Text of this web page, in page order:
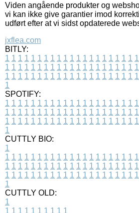
Viden angående produkter og
vi kan ikke give garantier imod
udført efter at vi sidst opdaterede
jxflea.com
BITLY:
1 1 1 1 1 1 1 1 1 1 1 1 1 1 1 1 1 1 1 1 1
1 1 1 1 1 1 1 1 1 1 1 1 1 1 1 1 1 1 1 1 1
1 1 1 1 1 1 1 1 1 1 1 1 1 1 1 1 1 1 1 1 1
1
SPOTIFY:
1 1 1 1 1 1 1 1 1 1 1 1 1 1 1 1 1 1 1 1 1
1 1 1 1 1 1 1 1 1 1 1 1 1 1 1 1 1 1 1 1 1
1 1 1 1 1 1 1 1 1 1 1 1 1 1 1 1 1 1 1 1 1
1
CUTTLY BIO:
1
1 1 1 1 1 1 1 1 1 1 1 1 1 1 1 1 1 1 1 1 1
1 1 1 1 1 1 1 1 1 1 1 1 1 1 1 1 1 1 1 1 1
1 1 1 1 1 1 1 1 1 1 1 1 1 1 1 1 1 1 1 1 1
1
CUTTLY OLD:
1
1 1 1 1 1 1 1 1 1 1